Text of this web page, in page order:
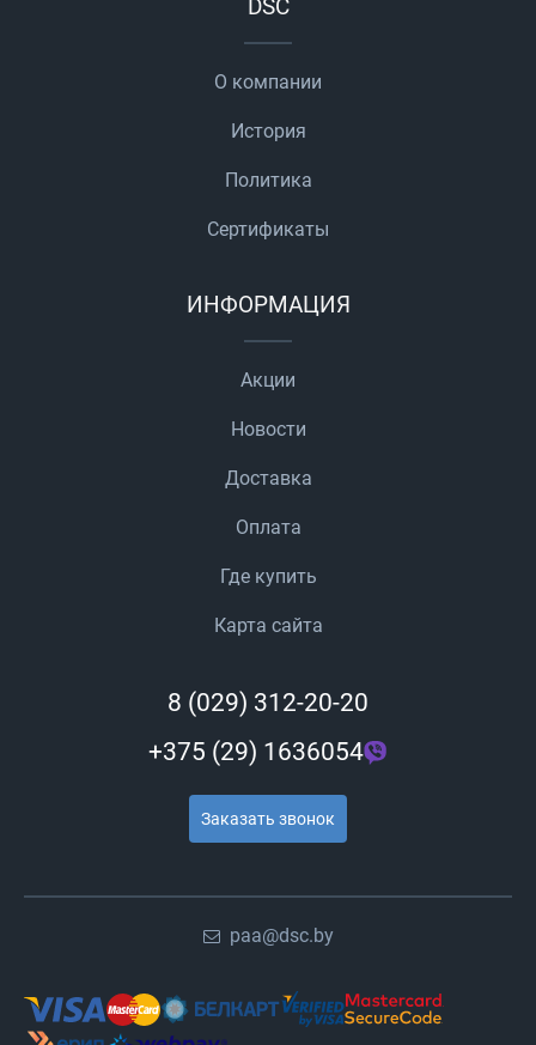
DSC
О компании
История
Политика
Сертификаты
ИНФОРМАЦИЯ
Акции
Новости
Доставка
Оплата
Где купить
Карта сайта
8 (029) 312-20-20
+375 (29) 1636054
Заказать звонок
paa@dsc.by